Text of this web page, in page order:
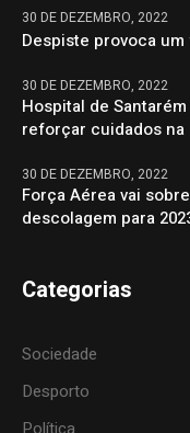
30 DE DEZEMBRO, 2022
Despiste provoca
30 DE DEZEMBRO, 2022
Hospital de
reforçar cuidados na
30 DE DEZEMBRO, 2022
Força Aérea vai
descolagem para
Categorias
Sociedade
Desporto